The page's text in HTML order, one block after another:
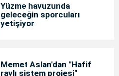
Yüzme havuzunda
geleceğin sporcuları
yetişiyor
Memet Aslan'dan "Hafif
raylı sistem projesi"